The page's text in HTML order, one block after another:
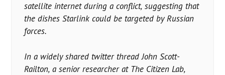
satellite internet during a conflict, suggesting that
the dishes Starlink could be targeted by Russian
forces.
In a widely shared twitter thread John Scott-
Railton, a senior researcher at The Citizen Lab,